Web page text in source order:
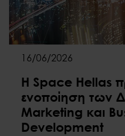
16/06/2026
Η Space Hellas
ενοποίηση των
Marketing και
Development